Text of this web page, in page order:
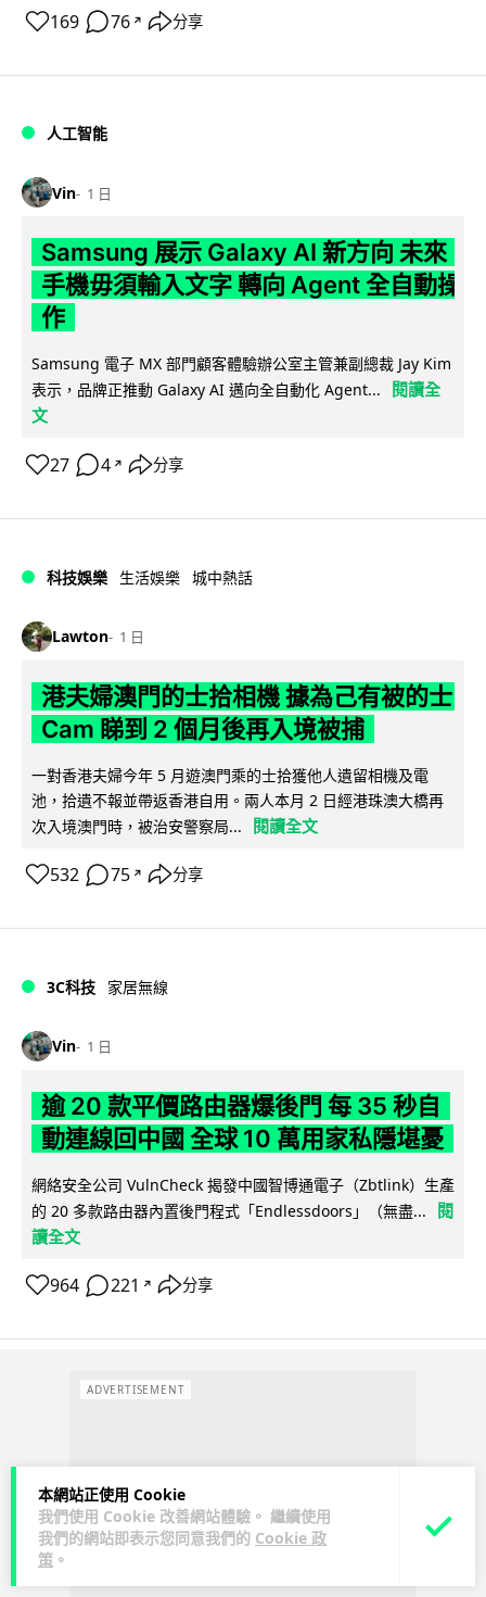
本網站正使用 Cookie
我們使用 Cookie 改善網站體驗。 繼續使用
我們的網站即表示您同意我們的 Cookie 政
策 。
169 76 ↗ 分享
人工智能
Vin 1 日
Samsung 展示 Galaxy AI 新方向 未來
手機毋須輸入文字 轉向 Agent 全自動操
作
Samsung 電子 MX 部門顧客體驗辦公室主管兼副總裁 Jay Kim
表示，品牌正推動 Galaxy AI 邁向全自動化 Agent...
閱讀全
文
27 4 ↗ 分享
科技娛樂 生活娛樂 城中熱話
Lawton 1 日
港夫婦澳門的士拾相機 據為己有被的士
Cam 睇到 2 個月後再入境被捕
一對香港夫婦今年 5 月遊澳門乘的士拾獲他人遺留相機及電
池，拾遺不報並帶返香港自用。兩人本月 2 日經港珠澳大橋再
次入境澳門時，被治安警察局...
閱讀全文
532 75 ↗ 分享
3C科技 家居無線
Vin 1 日
逾 20 款平價路由器爆後門 每 35 秒自
動連線回中國 全球 10 萬用家私隱堪憂
網絡安全公司 VulnCheck 揭發中國智博通電子（Zbtlink）生產
的 20 多款路由器內置後門程式「Endlessdoors」（無盡...
閱
讀全文
964 221 ↗ 分享
ADVERTISEMENT